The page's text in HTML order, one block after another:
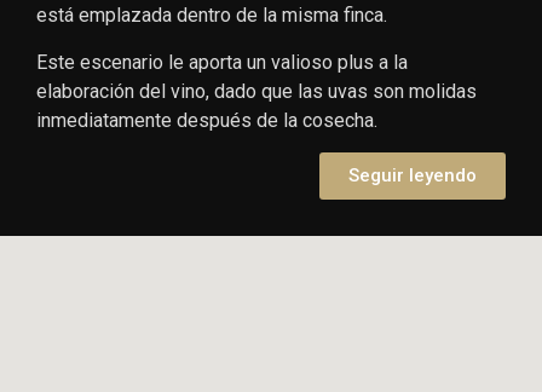
está emplazada dentro de la misma finca.
Este escenario le aporta un valioso plus a la
elaboración del vino, dado que las uvas son molidas
inmediatamente después de la cosecha.
Seguir leyendo